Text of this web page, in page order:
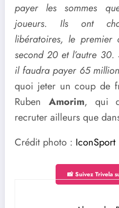
payer les sommes
joueurs. Ils ont
libératoires, le premier
second 20 et l’autre 30.
il faudra payer 65
quoi jeter un coup de
Ruben Amorim, qui
recruter ailleurs que
Crédit photo : IconSport
📸 Suivez Trivela